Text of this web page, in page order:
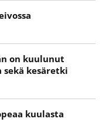
on kuulunut
kesäretki
kuulasta